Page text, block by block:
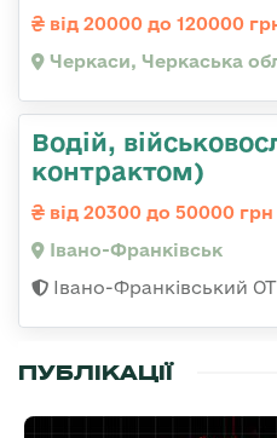
від 20000 до 120000
Черкаси, Черкаська
Водій,
контрактом)
від 20300 до 50000 грн
Івано-Франківськ
Івано-Франківський
ПУБЛІКАЦІЇ